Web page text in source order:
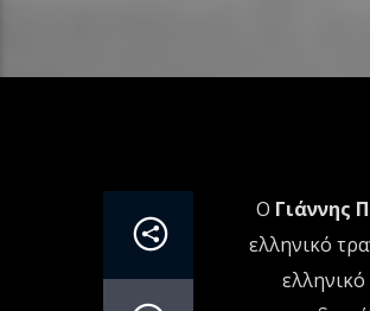
Ο Γιάννης
ελληνικό